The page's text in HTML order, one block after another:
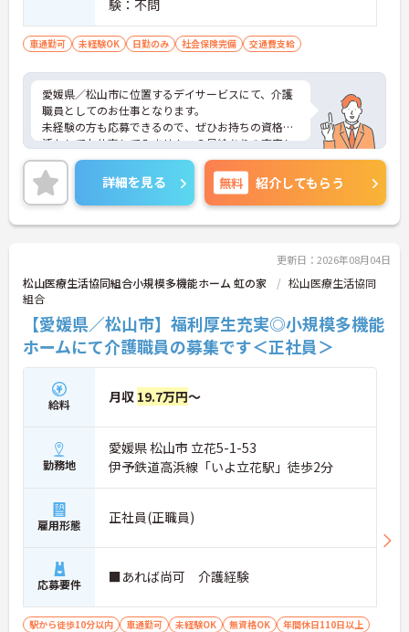
験：不問
車通勤可 未経験OK 日勤のみ 社会保険完備 交通費支給
愛媛県／松山市に位置するデイサービスにて、介護
職員としてのお仕事となります。
未経験の方も応募できるので、ぜひお持ちの資格を
活かしてお仕事してみませんヵ？昇給ありの充実し
た待遇となっており、とてもやりがいのある環境と
なっております◎
ご興味ある方は面接ポイントをお伝えしますので、
お気軽にお問い合わせください♪
詳細を見る 無料 紹介してもらう
更新日：2026年08月04日
松山医療生活協同組合小規模多機能ホーム 虹の家
松山医療生活協同
組合
【愛媛県／松山市】福利厚生充実◎小規模多機能
ホームにて介護職員の募集です＜正社員＞
給料 月収 19.7万円～
勤務地
愛媛県 松山市 立花5-1-53
伊予鉄道高浜線「いよ立花駅」徒歩2分
雇用形態 正社員(正職員)
応募要件 ■あれば尚可 介護経験
駅から徒歩10分以内 車通勤可 未経験OK 無資格OK
年間休日110日以上